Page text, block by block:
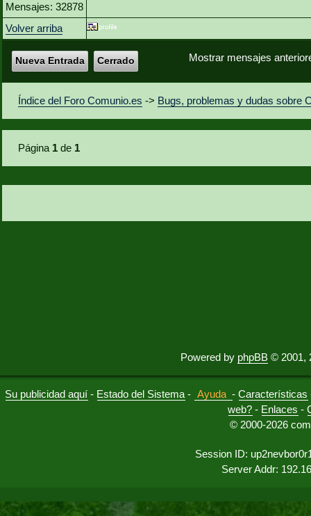
Mensajes: 32878
Volver arriba
Mostrar mensajes
Nueva Entrada Cerrado
Índice del Foro Comunio.es -> Bugs, problemas y dudas sobre
Página 1 de 1
Powered by phpBB © 2001,
Su publicidad aquí - Estado del Sistema - Ayuda -Características
web? - Enlaces -
© 2000-2026
Session ID:
Server Addr: